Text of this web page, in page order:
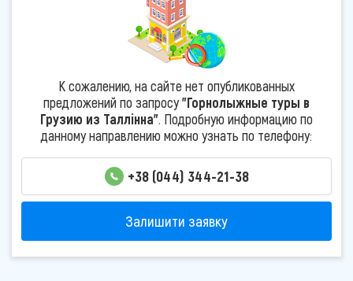
К сожалению, на сайте нет опубликованных
предложений по запросу"Горнолыжные туры в
Грузию из Таллінна". Подробную информацию по
данному направлению можно узнать по телефону:
+38 (044) 344-21-38
Залишити заявку